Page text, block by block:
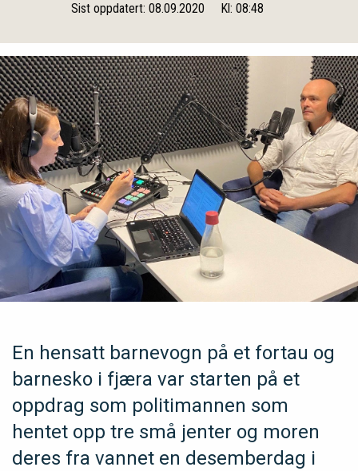
Sist oppdatert: 08.09.2020
Kl: 08:48
En hensatt barnevogn på et fortau og
barnesko i fjæra var starten på et
oppdrag som politimannen som
hentet opp tre små jenter og moren
deres fra vannet en desemberdag i